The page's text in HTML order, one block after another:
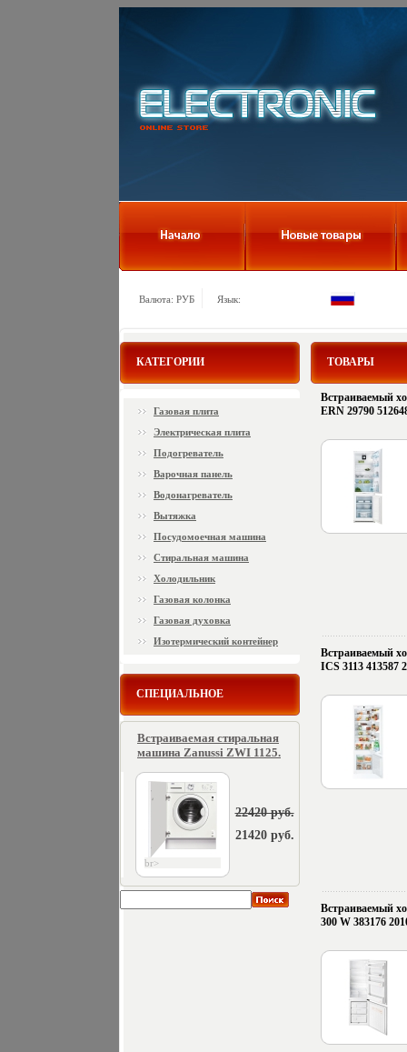
Валюта: РУБ Язык:
КАТЕГОРИИ
Газовая плита
Электрическая плита
Подогреватель
Варочная панель
Водонагреватель
Вытяжка
Посудомоечная машина
Стиральная машина
Холодильник
Газовая колонка
Газовая духовка
Изотермический контейнер
СПЕЦИАЛЬНОЕ
Встраиваемая стиральная
машина Zanussi ZWI 1125.
br>
22420 руб.
21420 руб.
ТОВАРЫ
Встраиваемый
ERN 29790
Встраиваемый
ICS 3113 413587
Встраиваемый
300 W 383176